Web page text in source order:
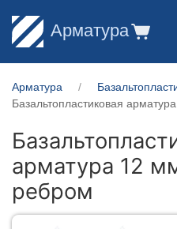
Арматура
Арматура
Базальтопластиковая
арматура 12
ребром